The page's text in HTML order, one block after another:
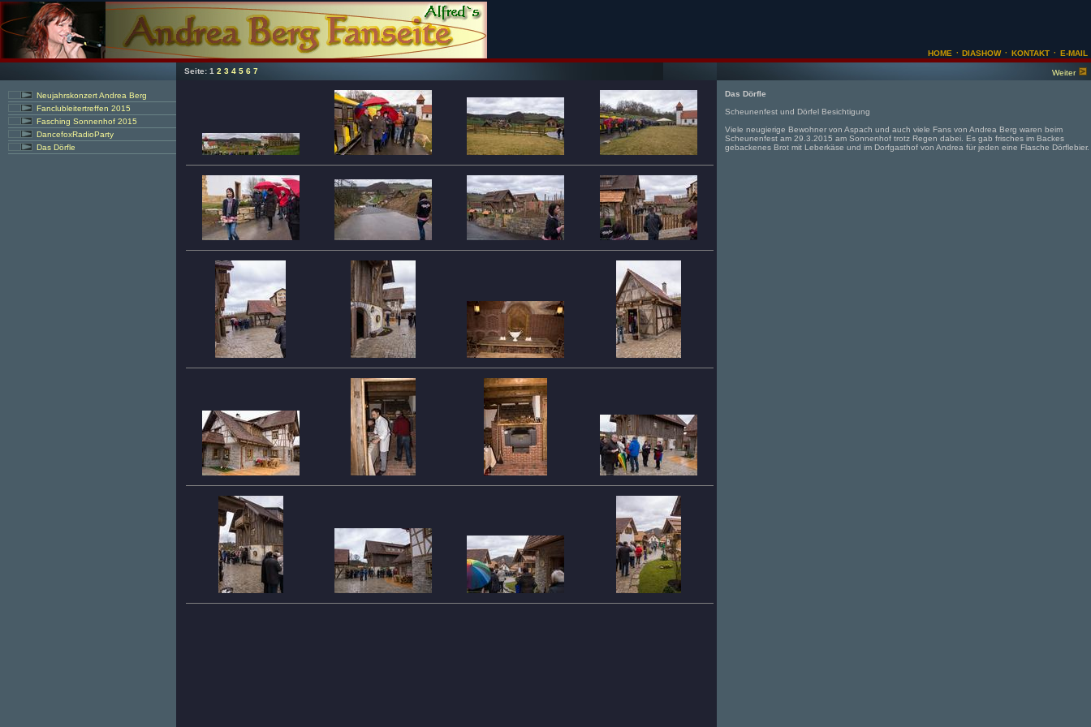
HOME · DIASHOW· KONTAKT · E-MAIL
Seite: 1 2 3 4 5 6 7 Weiter
Neujahrskonzert Andrea Berg
Fanclubleitertreffen 2015
Fasching Sonnenhof 2015
DancefoxRadioParty
Das Dörfle
Das Dörfle
Scheunenfest und Dörfel Besichtigung
Viele neugierige Bewohner von Aspach und auch viele Fans von Andrea Berg waren beim
Scheunenfest am 29.3.2015 am Sonnenhof trotz Regen dabei. Es gab frisches im Backes
gebackenes Brot mit Leberkäse und im Dorfgasthof von Andrea für jeden eine Flasche Dörflebier.